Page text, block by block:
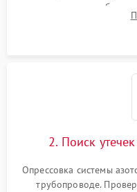
сопротивления
считывание кодов
2. Поиск
Опрессовка системы
трубопроводе.